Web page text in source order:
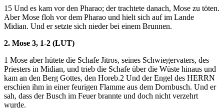
15 Und es kam vor den Pharao; der trachtete danach, Mose zu töten.
Aber Mose floh vor dem Pharao und hielt sich auf im Lande
Midian. Und er setzte sich nieder bei einem Brunnen.
2. Mose 3, 1-2 (LUT)
1 Mose aber hütete die Schafe Jitros, seines Schwiegervaters, des
Priesters in Midian, und trieb die Schafe über die Wüste hinaus und
kam an den Berg Gottes, den Horeb.2 Und der Engel des HERRN
erschien ihm in einer feurigen Flamme aus dem Dornbusch. Und er
sah, dass der Busch im Feuer brannte und doch nicht verzehrt
wurde.